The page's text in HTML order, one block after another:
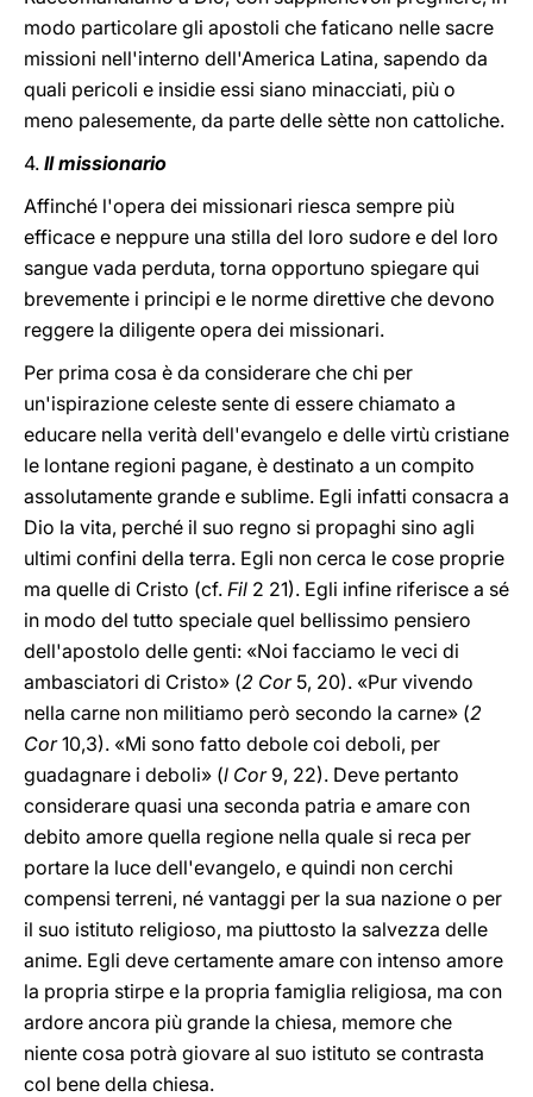
modo particolare gli apostoli che faticano nelle sacre
missioni nell'interno dell'America Latina, sapendo da
quali pericoli e insidie essi siano minacciati, più o
meno palesemente, da parte delle sètte non cattoliche.
4. Il missionario
Affinché l'opera dei missionari riesca sempre più
efficace e neppure una stilla del loro sudore e del loro
sangue vada perduta, torna opportuno spiegare qui
brevemente i principi e le norme direttive che devono
reggere la diligente opera dei missionari.
Per prima cosa è da considerare che chi per
un'ispirazione celeste sente di essere chiamato a
educare nella verità dell'evangelo e delle virtù cristiane
le lontane regioni pagane, è destinato a un compito
assolutamente grande e sublime. Egli infatti consacra a
Dio la vita, perché il suo regno si propaghi sino agli
ultimi confini della terra. Egli non cerca le cose proprie
ma quelle di Cristo (cf. Fil 2 21). Egli infine riferisce a sé
in modo del tutto speciale quel bellissimo pensiero
dell'apostolo delle genti: «Noi facciamo le veci di
ambasciatori di Cristo» (2 Cor5, 20). «Pur vivendo
nella carne non militiamo però secondo la carne» (2
Cor10,3). «Mi sono fatto debole coi deboli, per
guadagnare i deboli» (l Cor9, 22). Deve pertanto
considerare quasi una seconda patria e amare con
debito amore quella regione nella quale si reca per
portare la luce dell'evangelo, e quindi non cerchi
compensi terreni, né vantaggi per la sua nazione o per
il suo istituto religioso, ma piuttosto la salvezza delle
anime. Egli deve certamente amare con intenso amore
la propria stirpe e la propria famiglia religiosa, ma con
ardore ancora più grande la chiesa, memore che
niente cosa potrà giovare al suo istituto se contrasta
col bene della chiesa.